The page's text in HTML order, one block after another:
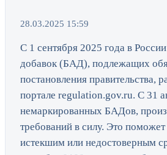
28.03.2025 15:59
С 1 сентября 2025 года в
добавок (БАД), подлежащих
постановления
портале regulation.gov.ru. С 31
немаркированных БАДов,
требований в силу. Это
истекшим или недостоверным